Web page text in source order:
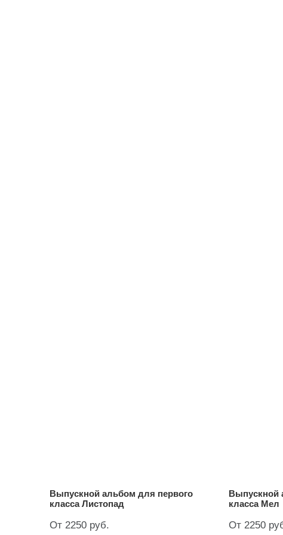
Выпускной альбом для первого
класса Листопад
От 2250 руб.
Выпускной
класса Мел
От 2250